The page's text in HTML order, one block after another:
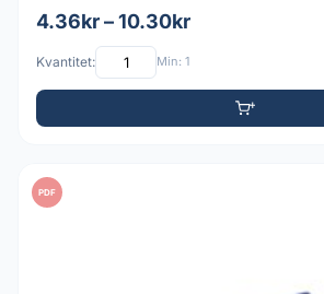
4.36kr – 10.30kr
Kvantitet: Min: 1
PDF